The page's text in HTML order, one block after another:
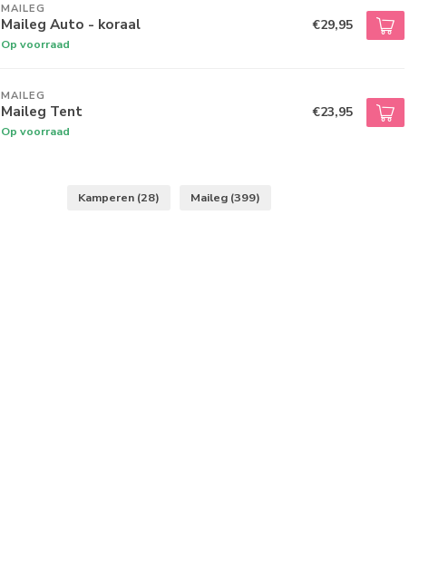
MAILEG
Maileg Auto - koraal
Op voorraad
€29,95
MAILEG
Maileg Tent
Op voorraad
€23,95
Kamperen (28) Maileg (399)